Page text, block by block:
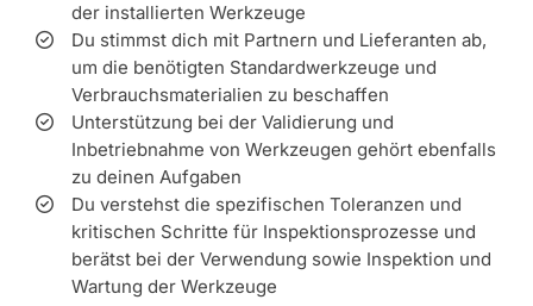
der installierten Werkzeuge
Du stimmst dich mit Partnern und Lieferanten ab,
um die benötigten Standardwerkzeuge und
Verbrauchsmaterialien zu beschaffen
Unterstützung bei der Validierung und
Inbetriebnahme von Werkzeugen gehört ebenfalls
zu deinen Aufgaben
Du verstehst die spezifischen Toleranzen und
kritischen Schritte für Inspektionsprozesse und
berätst bei der Verwendung sowie Inspektion und
Wartung der Werkzeuge